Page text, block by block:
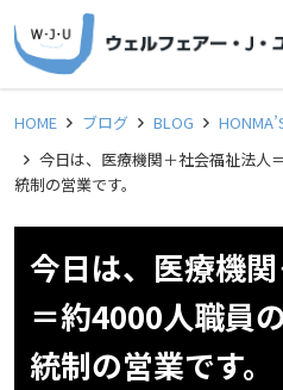
HOME ブログ BLOG
今日は、医療機関＋社会福祉法人
統制の営業です。
今日は、医療機
＝約4000人職員
統制の営業です。